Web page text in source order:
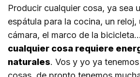
Producir cualquier cosa, ya sea
espátula para la cocina, un reloj,
cámara, el marco de la bicicleta…
cualquier cosa requiere
naturales. Vos y yo ya